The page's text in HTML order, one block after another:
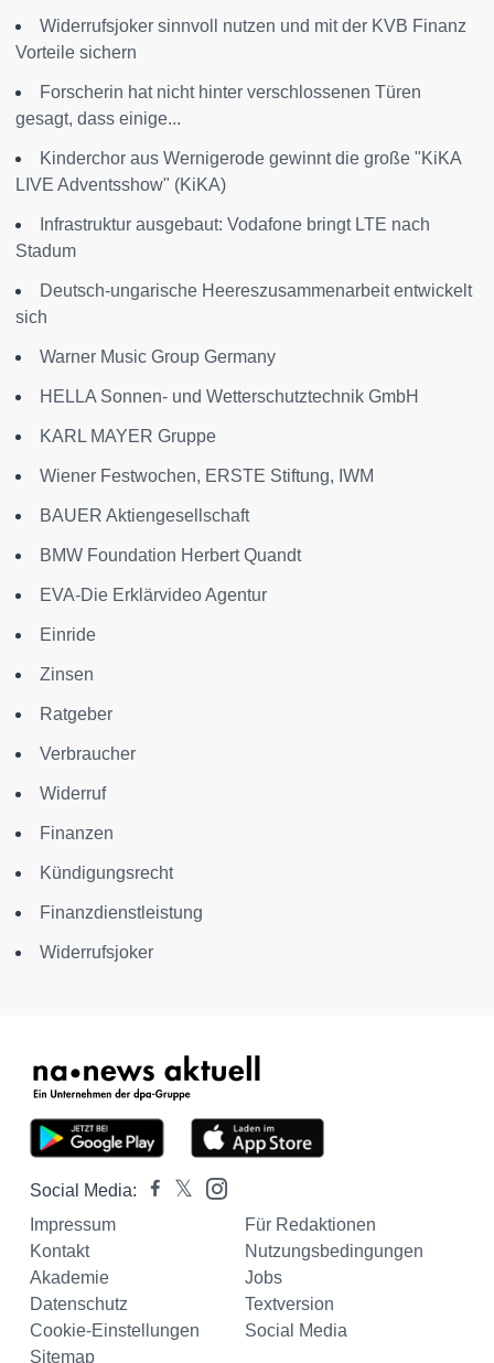
Widerrufsjoker sinnvoll nutzen und mit der KVB Finanz
Vorteile sichern
Forscherin hat nicht hinter verschlossenen Türen
gesagt, dass einige...
Kinderchor aus Wernigerode gewinnt die große "KiKA
LIVE Adventsshow" (KiKA)
Infrastruktur ausgebaut: Vodafone bringt LTE nach
Stadum
Deutsch-ungarische Heereszusammenarbeit entwickelt
sich
Warner Music Group Germany
HELLA Sonnen- und Wetterschutztechnik GmbH
KARL MAYER Gruppe
Wiener Festwochen, ERSTE Stiftung, IWM
BAUER Aktiengesellschaft
BMW Foundation Herbert Quandt
EVA-Die Erklärvideo Agentur
Einride
Zinsen
Ratgeber
Verbraucher
Widerruf
Finanzen
Kündigungsrecht
Finanzdienstleistung
Widerrufsjoker
Social Media:
Impressum
Für Redaktionen
Kontakt
Nutzungsbedingungen
Akademie
Jobs
Datenschutz
Textversion
Cookie-Einstellungen
Social Media
Sitemap